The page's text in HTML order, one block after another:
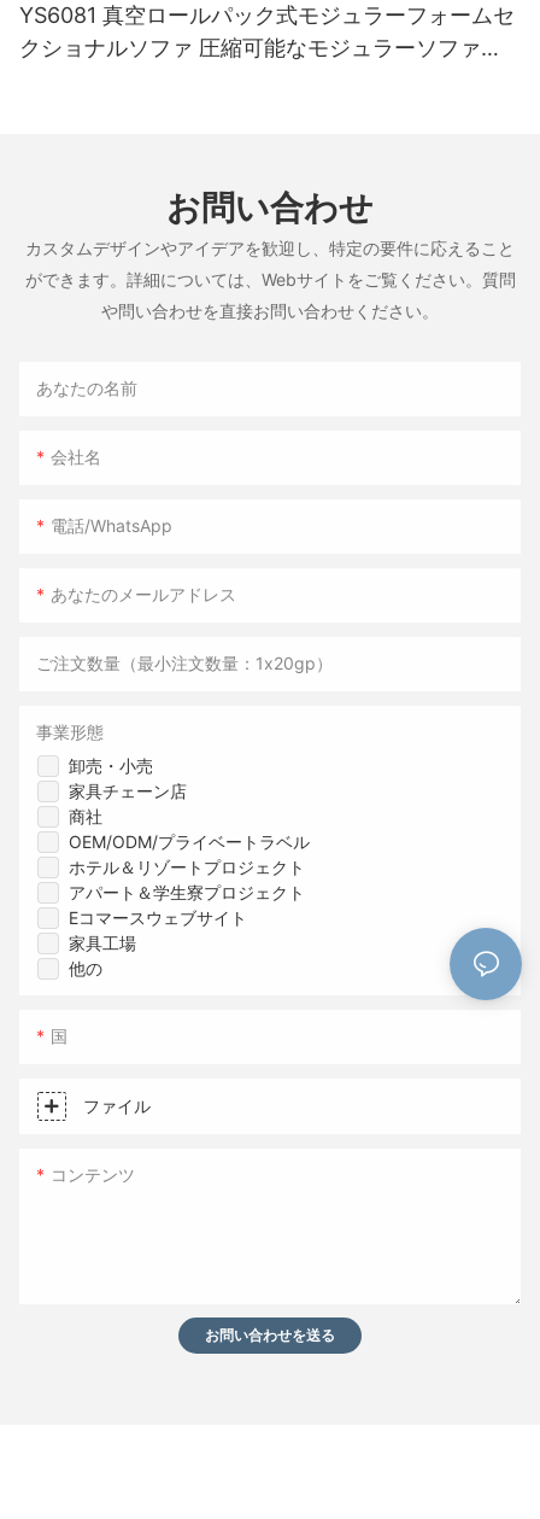
YS6081 真空ロールパック式モジュラーフォームセ
クショナルソファ 圧縮可能なモジュラーソファ
お問い合わせ
カスタムデザインやアイデアを歓迎し、特定の要件に応えること
ができます。詳細については、Webサイトをご覧ください。質問
や問い合わせを直接お問い合わせください。
あなたの名前
会社名
電話/WhatsApp
あなたのメールアドレス
ご注文数量（最小注文数量：1x20gp）
卸売・小売
家具チェーン店
商社
OEM/ODM/プライベートラベル
ホテル＆リゾートプロジェクト
アパート＆学生寮プロジェクト
Eコマースウェブサイト
家具工場
他の
事業形態
国
ファイル
コンテンツ
お問い合わせを送る